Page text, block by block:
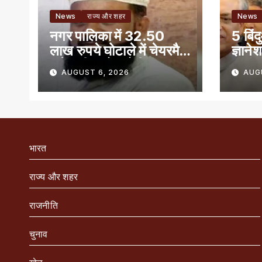
News राज्य और शहर
नगर पालिका में 32.50
लाख रुपये घोटाले में चेयरमैन
समेत तीन लोग दोषी
AUGUST 6, 2026
News
5
भारत
राज्य और शहर
राजनीति
चुनाव